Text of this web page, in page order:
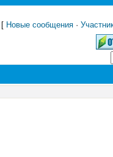
[ Новые сообщения ·